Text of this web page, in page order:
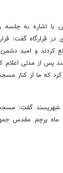
اشاره به جلسه
قرارگاه گفت:
کردند و امید
پس از مدتی
کرد که ما از
گفت:
مشاهده می‌شود و اعلام کرد